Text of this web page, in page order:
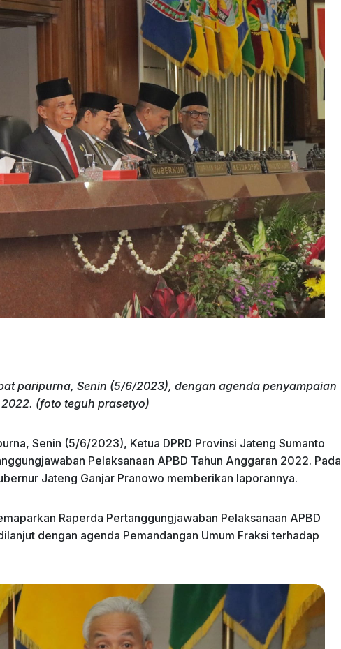
paripurna, Senin (5/6/2023), dengan agenda penyampaian
(foto teguh prasetyo)
Senin (5/6/2023), Ketua DPRD Provinsi Jateng Sumanto
Pelaksanaan APBD Tahun Anggaran 2022. Pada
Jateng Ganjar Pranowo memberikan laporannya.
Raperda Pertanggungjawaban Pelaksanaan APBD
dengan agenda Pemandangan Umum Fraksi terhadap